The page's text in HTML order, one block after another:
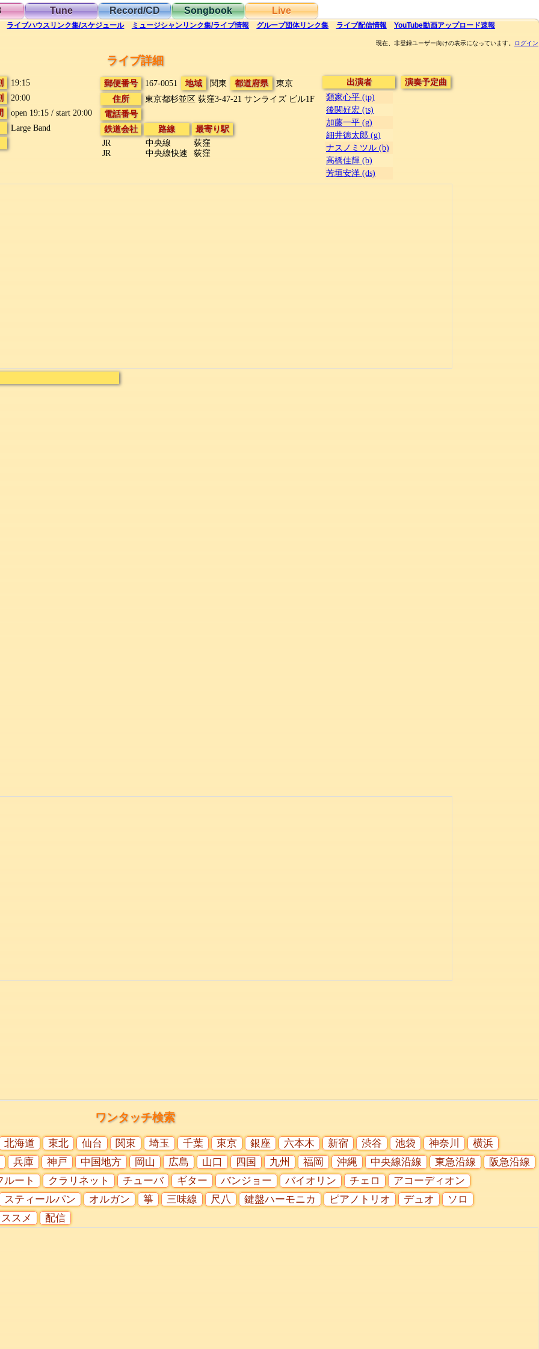
Tune Record/CD Songbook Live
ライブハウス リンク集/スケジュール ミュージシャンリンク集/ライブ情報 グループ団体リンク集 ライブ配信情報 YouTube動画アップロード速報
現在、非登録ユーザー向けの表示になっています。 ログイン
ライブ詳細
19:15
20:00
open 19:15 / start 20:00
Large Band
郵便番号 167-0051 地域 関東 都道府県
東京
住所
東京都杉並区 荻窪3-47-21 サンライズ ビル1F
電話番号
鉄道会社
JR
JR
路線
中央線
中央線快速
最寄り駅
荻窪
荻窪
出演者
類家心平 (tp)
後関好宏 (ts)
加藤一平 (g)
細井徳太郎 (g)
ナスノミツル (b)
高橋佳輝 (b)
芳垣安洋 (ds)
演奏予定曲
ワンタッチ検索
北海道 東北 仙台 関東 埼玉 千葉 東京 銀座 六本木 新宿 渋谷 池袋 神奈川
横浜
兵庫
神戸 中国地方 岡山 広島 山口 四国 九州 福岡 沖縄 中央線沿線 東急沿線
阪急沿線
ルート
クラリネット チューバ ギター バンジョー バイオリン チェロ
アコーディオン
スティールパン
オルガン 箏 三味線 尺八 鍵盤ハーモニカ ピアノトリオ デュオ
ソロ
スメ
配信